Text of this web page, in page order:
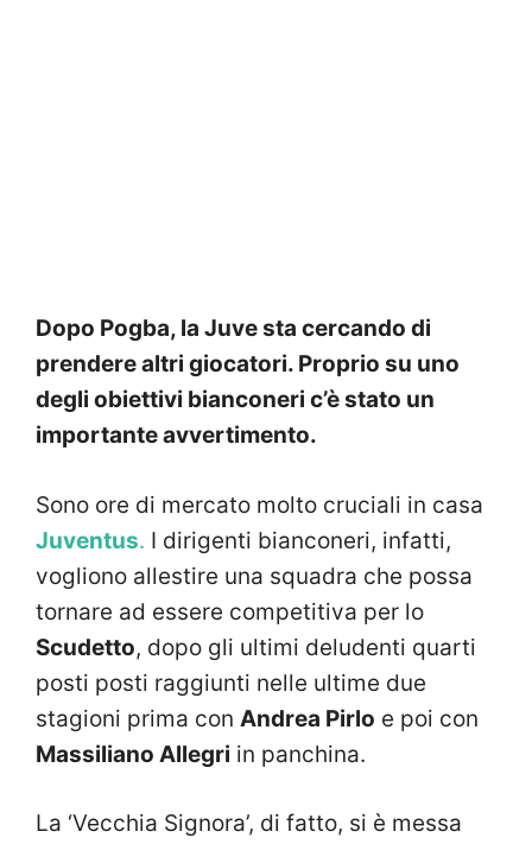
Dopo Pogba, la Juve sta cercando di
prendere altri giocatori. Proprio su uno
degli obiettivi bianconeri c’è stato un
importante avvertimento.
Sono ore di mercato molto cruciali in casa
Juventus. I dirigenti bianconeri, infatti,
vogliono allestire una squadra che possa
tornare ad essere competitiva per lo
Scudetto, dopo gli ultimi deludenti quarti
posti posti raggiunti nelle ultime due
stagioni prima con Andrea Pirlo e poi con
Massiliano Allegri in panchina.
La ‘Vecchia Signora’, di fatto, si è messa